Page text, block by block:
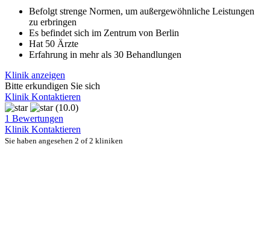
Befolgt strenge Normen, um außergewöhnliche Leistungen
zu erbringen
Es befindet sich im Zentrum von Berlin
Hat 50 Ärzte
Erfahrung in mehr als 30 Behandlungen
Klinik anzeigen
Bitte erkundigen Sie sich
Klinik Kontaktieren
(10.0)
1 Bewertungen
Klinik Kontaktieren
Sie haben angesehen 2 of 2 kliniken